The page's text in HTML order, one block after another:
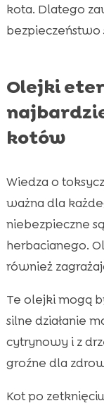
kota. Dlatego
Olejki
kotów
Wiedza o
ważna dla
niebezpieczne
herbacianego.
również
Te olejki mogą
silne działanie
cytrynowy i z
groźne dla
Kot po